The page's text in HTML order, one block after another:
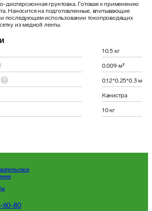
дисперсионная грунтовка. Готовая к применению
Наносится на подготовленные, впитывающие
последующем использовании токопроводящих
из медной ленты.
10.5 кг
0.009 м³
0.12*0.25*0.3 м
Канистра
10 кг
60-80